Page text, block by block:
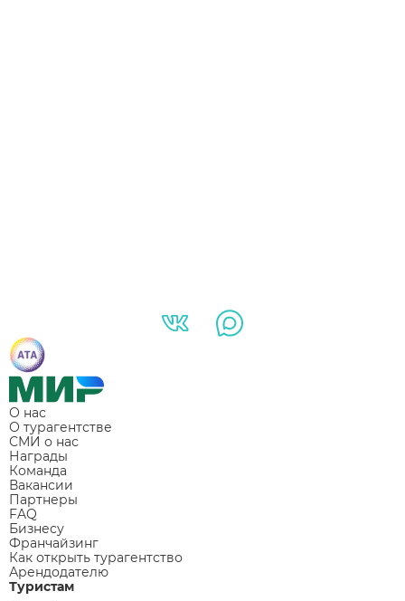
О нас
О турагентстве
СМИ о нас
Награды
Команда
Вакансии
Партнеры
FAQ
Бизнесу
Франчайзинг
Как открыть турагентство
Арендодателю
Туристам